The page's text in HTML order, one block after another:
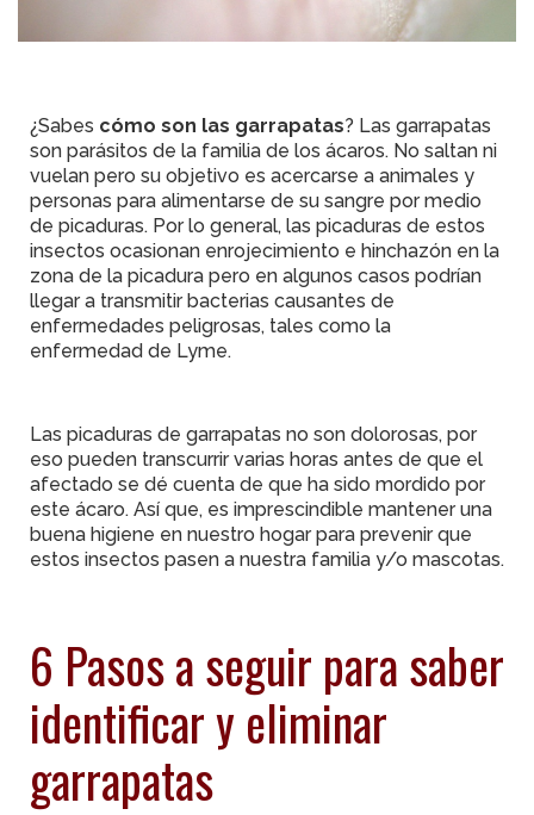
¿Sabes cómo son las garrapatas? Las garrapatas
son parásitos de la familia de los ácaros. No saltan ni
vuelan pero su objetivo es acercarse a animales y
personas para alimentarse de su sangre por medio
de picaduras. Por lo general, las picaduras de estos
insectos ocasionan enrojecimiento e hinchazón en la
zona de la picadura pero en algunos casos podrían
llegar a transmitir bacterias causantes de
enfermedades peligrosas, tales como la
enfermedad de Lyme.
Las picaduras de garrapatas no son dolorosas, por
eso pueden transcurrir varias horas antes de que el
afectado se dé cuenta de que ha sido mordido por
este ácaro. Así que, es imprescindible mantener una
buena higiene en nuestro hogar para prevenir que
estos insectos pasen a nuestra familia y/o mascotas.
6 Pasos a seguir para saber
identificar y eliminar
garrapatas